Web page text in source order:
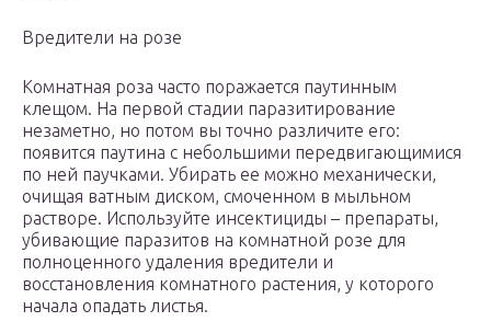
Вредители на розе
Комнатная роза часто поражается паутинным
клещом. На первой стадии паразитирование
незаметно, но потом вы точно различите его:
появится паутина с небольшими передвигающимися
по ней паучками. Убирать ее можно механически,
очищая ватным диском, смоченном в мыльном
растворе. Используйте инсектициды – препараты,
убивающие паразитов на комнатной розе для
полноценного удаления вредители и
восстановления комнатного растения, у которого
начала опадать листья.